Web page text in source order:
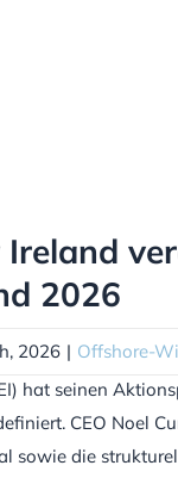
Ireland
2026
2026 | Offshore-
hat seinen
CEO Noel
sowie die